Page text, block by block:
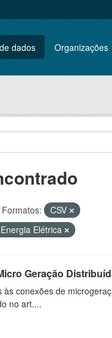
dados Organizações
Formatos:
CSV
Elétrica
Geração
conexões de
no art....